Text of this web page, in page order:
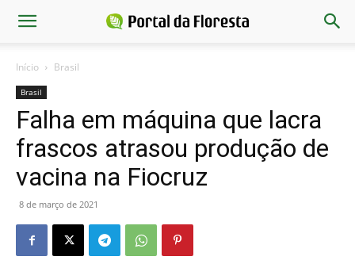
Início Brasil
Brasil
Falha em máquina que lacra
frascos atrasou produção de
vacina na Fiocruz
8 de março de 2021